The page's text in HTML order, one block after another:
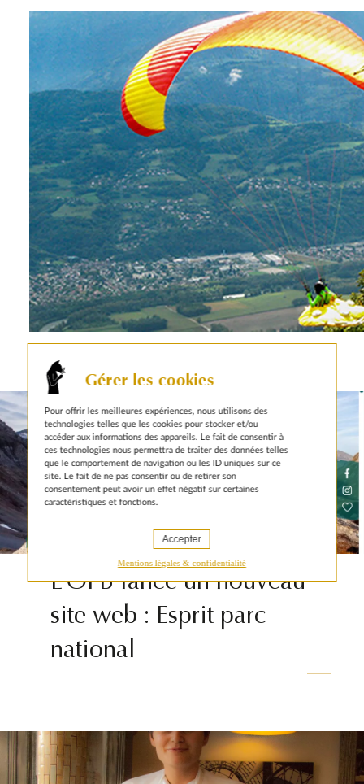
Gérer les cookies
Pour offrir les meilleures expériences, nous utilisons des
technologies telles que les cookies pour stocker et/ou
accéder aux informations des appareils. Le fait de consentir à
ces technologies nous permettra de traiter des données telles
que le comportement de navigation ou les ID uniques sur ce
site. Le fait de ne pas consentir ou de retirer son
consentement peut avoir un effet négatif sur certaines
caractéristiques et fonctions.
Accepter
Mentions légales & confidentialité
autres actualités sur le même sujet
L’OFB lance un nouveau
site web : Esprit parc
national